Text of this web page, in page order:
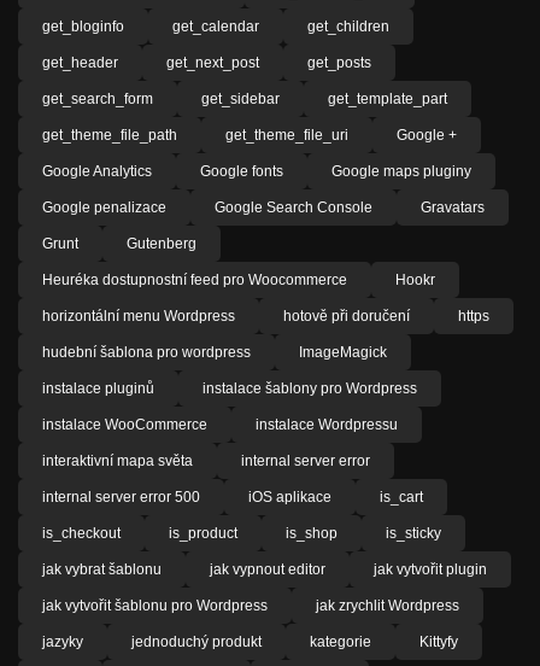
get_bloginfo get_calendar get_children
get_header get_next_post get_posts
get_search_form get_sidebar get_template_part
get_theme_file_path get_theme_file_uri Google +
Google Analytics Google fonts Google maps pluginy
Google penalizace Google Search Console Gravatars
Grunt Gutenberg
Heuréka dostupnostní feed pro Woocommerce Hookr
horizontální menu Wordpress hotově při doručení https
hudební šablona pro wordpress ImageMagick
instalace pluginů instalace šablony pro Wordpress
instalace WooCommerce instalace Wordpressu
interaktivní mapa světa internal server error
internal server error 500 iOS aplikace is_cart
is_checkout is_product is_shop is_sticky
jak vybrat šablonu jak vypnout editor jak vytvořit plugin
jak vytvořit šablonu pro Wordpress jak zrychlit Wordpress
jazyky jednoduchý produkt kategorie Kittyfy